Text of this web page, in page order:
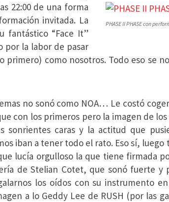
PHASE II PHASE con
22:00 de una forma
invitada. La
fantástico “Face It”
por la labor de pasar
primero) como nosotros. Todo eso se
no sonó como NOA… Le costó
con los primeros pero la imagen de
sonrientes caras y la actitud que
iban a tener todo el rato. Eso sí,
lucía orgulloso la que tiene firmada
de Stelian Cotet, que sonó fuerte y
los oídos con su instrumento
a lo Geddy Lee de RUSH (por las